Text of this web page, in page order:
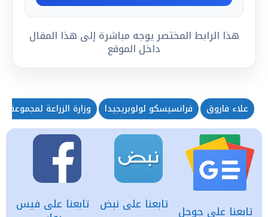
هذا الرابط المختصر يوجه مباشرة إلى هذا المقال
داخل الموقع
علاء فاروق فرانسيسكو لولوبريجيدا وزارة الزراعة لمجموعة
تابعنا على فيس تابعنا على نبض تابعنا على جوجل